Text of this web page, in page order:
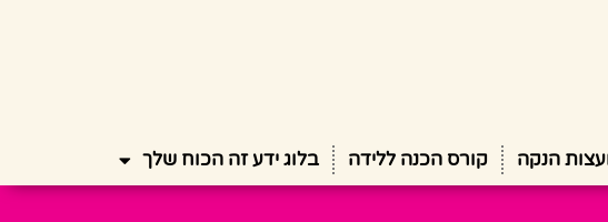
הנקה קורס הכנה ללידה בלוג ידע זה הכוח שלך